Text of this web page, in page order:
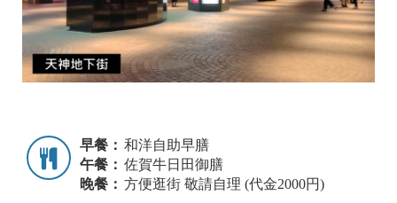
早餐： 和洋自助早膳
午餐： 佐賀牛日田御膳
晚餐： 方便逛街 敬請自理 (代金2000円)